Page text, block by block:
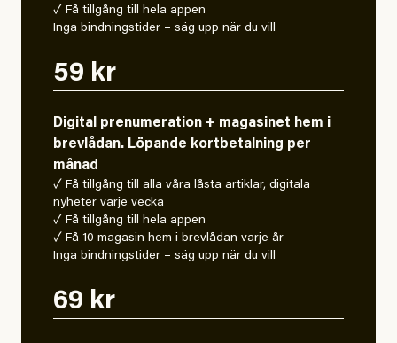
✓ Få tillgång till hela appen
Inga bindningstider – säg upp när du vill
59 kr
Digital prenumeration + magasinet hem i
brevlådan. Löpande kortbetalning per
månad
✓ Få tillgång till alla våra låsta artiklar, digitala
nyheter varje vecka
✓ Få tillgång till hela appen
✓ Få 10 magasin hem i brevlådan varje år
Inga bindningstider – säg upp när du vill
69 kr